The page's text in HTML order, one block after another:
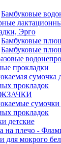
Бамбуковые
Эрго
Бамбуковые
Бамбуковые
прокладки
сумочка
прокладок
прокладок
детские
на плечо -
для мокрого